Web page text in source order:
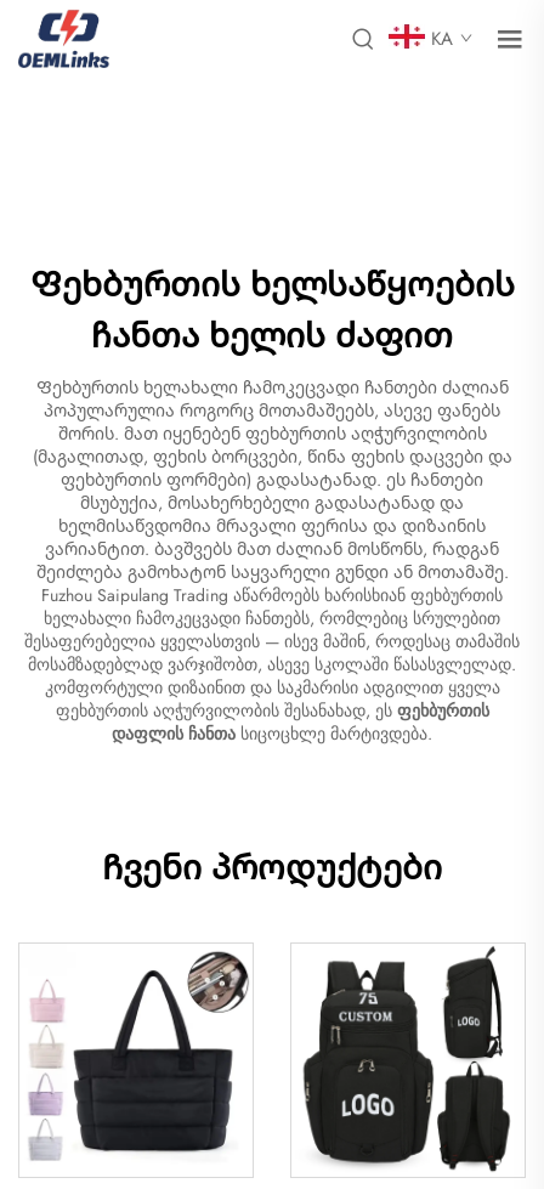
KA
Ფეხბურთის ხელსაწყოების
ჩანთა ხელის ძაფით
Ფეხბურთის ხელახალი ჩამოკეცვადი ჩანთები ძალიან
პოპულარულია როგორც მოთამაშეებს, ასევე ფანებს
შორის. მათ იყენებენ ფეხბურთის აღჭურვილობის
(მაგალითად, ფეხის ბორცვები, წინა ფეხის დაცვები და
ფეხბურთის ფორმები) გადასატანად. ეს ჩანთები
მსუბუქია, მოსახერხებელი გადასატანად და
ხელმისაწვდომია მრავალი ფერისა და დიზაინის
ვარიანტით. ბავშვებს მათ ძალიან მოსწონს, რადგან
შეიძლება გამოხატონ საყვარელი გუნდი ან მოთამაშე.
Fuzhou Saipulang Trading აწარმოებს ხარისხიან ფეხბურთის
ხელახალი ჩამოკეცვადი ჩანთებს, რომლებიც სრულებით
შესაფერებელია ყველასთვის — ისევ მაშინ, როდესაც თამაშის
მოსამზადებლად ვარჯიშობთ, ასევე სკოლაში წასასვლელად.
კომფორტული დიზაინით და საკმარისი ადგილით ყველა
ფეხბურთის აღჭურვილობის შესანახად, ეს ფეხბურთის
დაფლის ჩანთა სიცოცხლე მარტივდება.
Ჩვენი პროდუქტები